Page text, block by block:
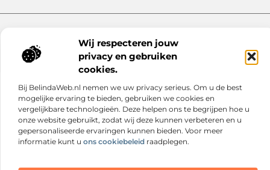
Wij respecteren jouw
privacy en gebruiken
cookies.
Bij BelindaWeb.nl nemen we uw privacy serieus. Om u de best
mogelijke ervaring te bieden, gebruiken we cookies en
vergelijkbare technologieën. Deze helpen ons te begrijpen hoe u
onze website gebruikt, zodat wij deze kunnen verbeteren en u
gepersonaliseerde ervaringen kunnen bieden. Voor meer
informatie kunt u ons cookiebeleid raadplegen.
@2025 www.nextmagazine.nl. All Right Reserved.